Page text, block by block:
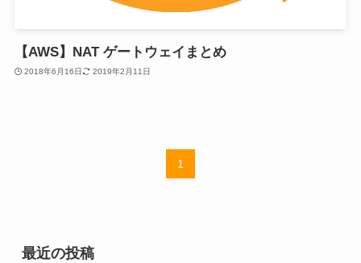
【AWS】NAT ゲートウェイまとめ
2018年6月16日 2019年2月11日
1
最近の投稿